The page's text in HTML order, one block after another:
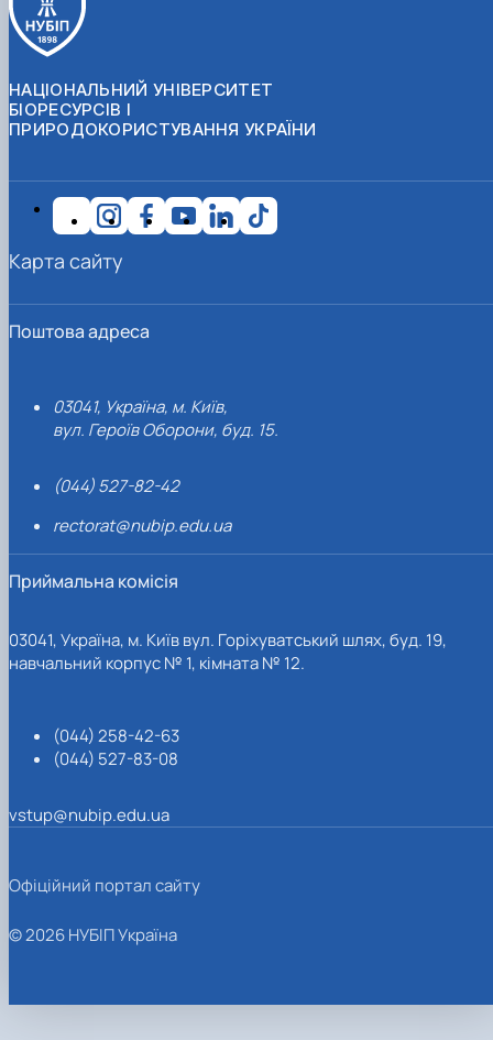
НАЦІОНАЛЬНИЙ УНІВЕРСИТЕТ
БІОРЕСУРСІВ І
ПРИРОДОКОРИСТУВАННЯ УКРАЇНИ
Поштова адреса
03041, Україна, м. Київ,
вул. Героїв Оборони, буд. 15.
(044) 527-82-42
rectorat@nubip.edu.ua
Приймальна комісія
03041, Україна, м. Київ вул. Горіхуватський шлях, буд. 19,
навчальний корпус № 1, кімната № 12.
(044) 258-42-63
(044) 527-83-08
vstup@nubip.edu.ua
Карта сайту
Офіційний портал сайту
© 2026 НУБІП Україна